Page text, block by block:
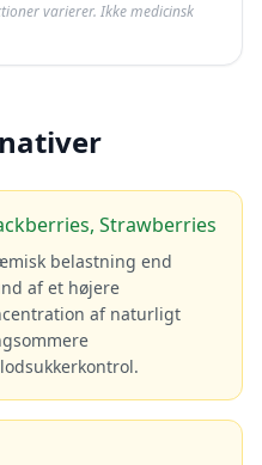
varierer. Ikke medicinsk
Strawberries
belastning end
af et højere
af naturligt